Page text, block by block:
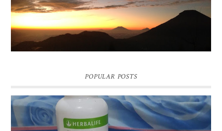
POPULAR POSTS